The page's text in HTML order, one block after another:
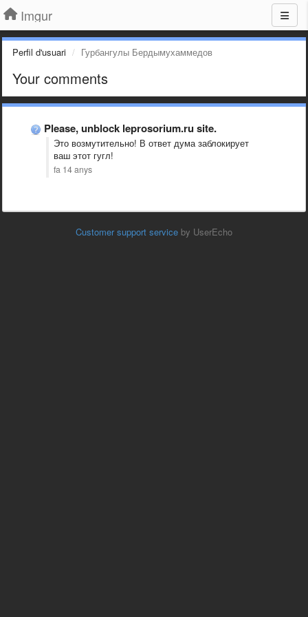
Imgur
Perfil d'usuari Гурбангулы Бердымухаммедов
Your comments
Please, unblock leprosorium.ru site.
Это возмутительно! В ответ дума заблокирует
ваш этот гугл!
fa 14 anys
Customer support service by UserEcho